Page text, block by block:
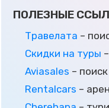
ПОЛЕЗНЫЕ
Травелата –
Скидки на туры
Aviasales –
Rentalcars –